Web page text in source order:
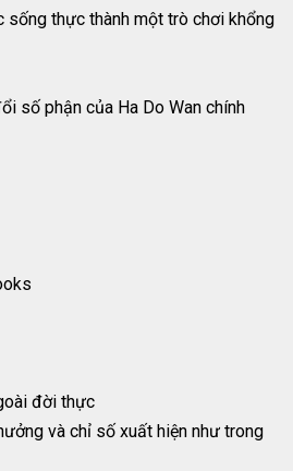
sống thực thành một trò chơi khổng
số phận của Ha Do Wan chính
đời thực
và chỉ số xuất hiện như trong